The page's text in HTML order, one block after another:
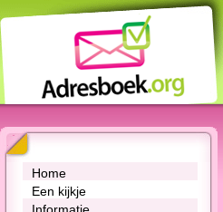
Home
Een kijkje